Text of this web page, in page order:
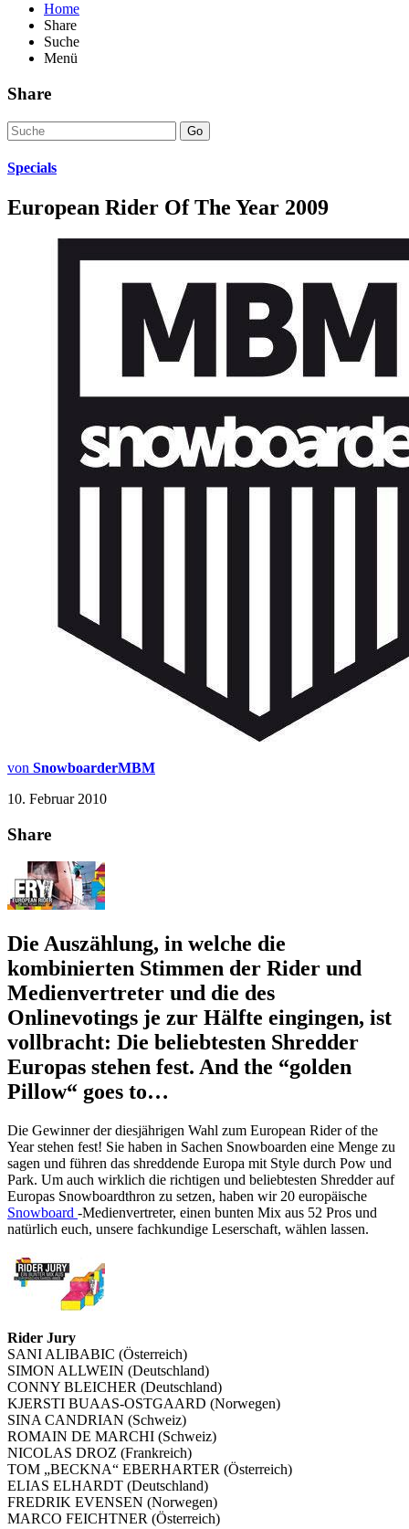
Home
Share
Suche
Menü
Share
Go
Specials
European Rider Of The Year 2009
von SnowboarderMBM
10. Februar 2010
Share
Die Auszählung, in welche die
kombinierten Stimmen der Rider und
Medienvertreter und die des
Onlinevotings je zur Hälfte eingingen, ist
vollbracht: Die beliebtesten Shredder
Europas stehen fest. And the “golden
Pillow“ goes to…
Die Gewinner der diesjährigen Wahl zum European Rider of the
Year stehen fest! Sie haben in Sachen Snowboarden eine Menge zu
sagen und führen das shreddende Europa mit Style durch Pow und
Park. Um auch wirklich die richtigen und beliebtesten Shredder auf
Europas Snowboardthron zu setzen, haben wir 20 europäische
Snowboard -Medienvertreter, einen bunten Mix aus 52 Pros und
natürlich euch, unsere fachkundige Leserschaft, wählen lassen.
Rider Jury
SANI ALIBABIC (Österreich)
SIMON ALLWEIN (Deutschland)
CONNY BLEICHER (Deutschland)
KJERSTI BUAAS-OSTGAARD (Norwegen)
SINA CANDRIAN (Schweiz)
ROMAIN DE MARCHI (Schweiz)
NICOLAS DROZ (Frankreich)
TOM „BECKNA“ EBERHARTER (Österreich)
ELIAS ELHARDT (Deutschland)
FREDRIK EVENSEN (Norwegen)
MARCO FEICHTNER (Österreich)